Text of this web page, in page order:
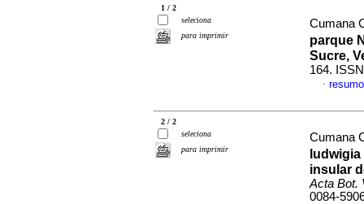
1 / 2
seleciona
para imprimir
Cumana
parque
Sucre,
164.
·
2 / 2
seleciona
para imprimir
Cumana
insular
Acta Bot.
0084-